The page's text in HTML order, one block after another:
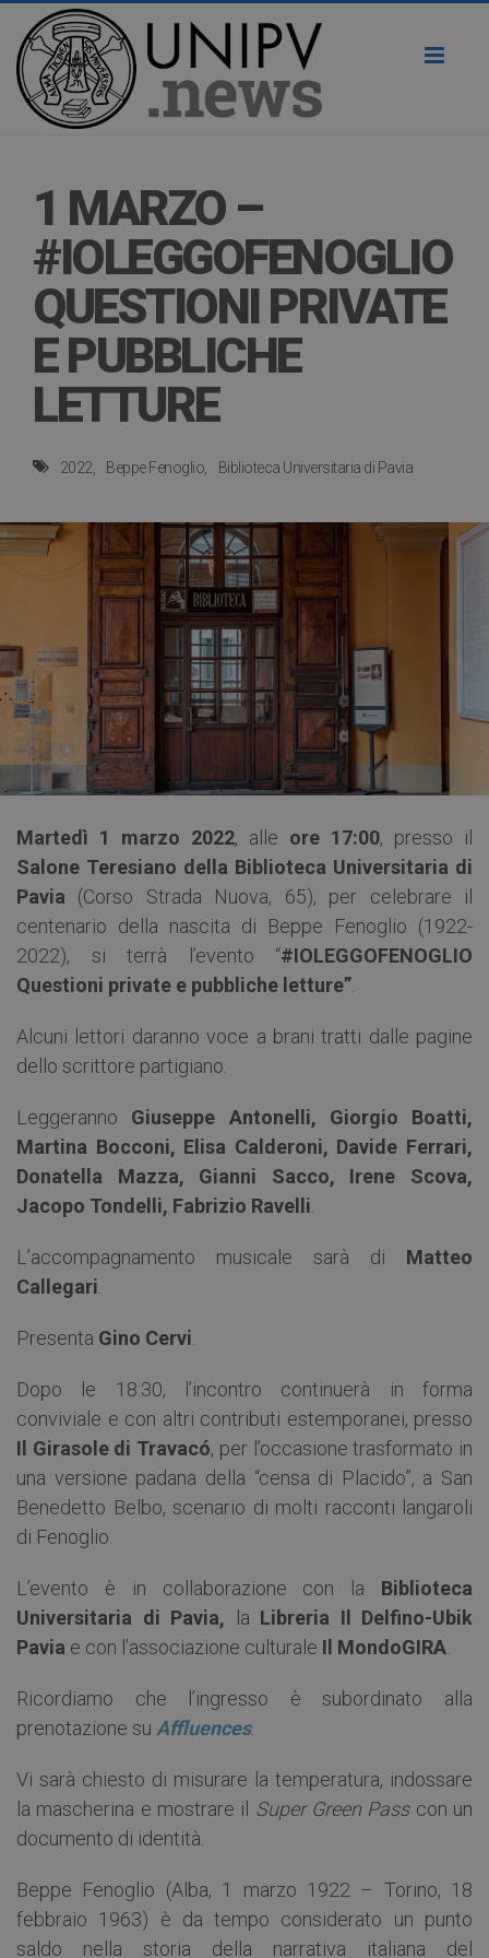
1 MARZO –
#IOLEGGOFENOGLIO
QUESTIONI PRIVATE
E PUBBLICHE
LETTURE
2022 Beppe Fenoglio Biblioteca Universitaria di Pavia
Martedì 1 marzo 2022, alle ore 17:00, presso il
Salone Teresiano della Biblioteca Universitaria di
Pavia (Corso Strada Nuova, 65), per celebrare il
centenario della nascita di Beppe Fenoglio (1922-
2022), si terrà l’evento “#IOLEGGOFENOGLIO
Questioni private e pubbliche letture”
Alcuni lettori daranno voce a brani tratti dalle pagine
dello scrittore partigiano.
Leggeranno Giuseppe Antonelli, Giorgio
Boatti,
Martina Bocconi, Elisa Calderoni, Davide Ferrari,
Donatella Mazza, Gianni Sacco, Irene Scova,
Jacopo Tondelli, Fabrizio Ravelli
L’accompagnamento musicale sarà di Matteo
Callegari
Presenta Gino Cervi
Dopo le 18:30, l’incontro continuerà in forma
conviviale e con altri contributi estemporanei, presso
Il Girasole di Travacó, per l’occasione trasformato in
una versione padana della “censa di Placido”, a San
Benedetto Belbo, scenario di molti racconti langaroli
di Fenoglio.
L’evento è in collaborazione con la Biblioteca
Universitaria di Pavia,
la Libreria Il Delfino-Ubik
Pavia e con l’associazione culturale Il MondoGIRA
Ricordiamo che l’ingresso è subordinato alla
prenotazione su Affluences.
Vi sarà chiesto di misurare la temperatura, indossare
la mascherina e mostrare il Super Green Passcon un
documento di identità.
Beppe Fenoglio (Alba, 1 marzo 1922 – Torino, 18
febbraio 1963) è da tempo considerato un punto
saldo nella storia della narrativa italiana del